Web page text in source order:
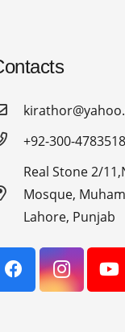
+92-300-4783518
Real Stone 2/
Mosque,
Lahore, Punjab